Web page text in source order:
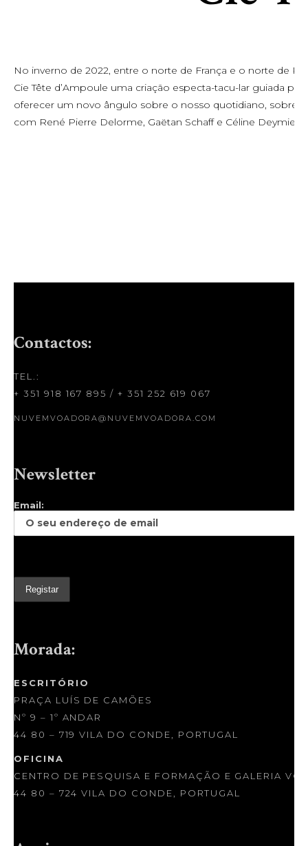
No inverno de 2022, entre o norte de França e o norte de
Cie Tête d’Ampoule uma criação especta-tacu-lar guiada
oferecer um novo ângulo sobre o nosso quotidiano, sobre
com René Pierre Delorme, Gaëtan Schaff e Céline Deymier,
Contactos:
TEL.:
+ 351 918 167 895 / + 351 252 619 067
NUVEMVOADORA@NUVEMVOADORA.COM
Newsletter
Email:
Morada:
ESCRITÓRIO
PRAÇA LUÍS DE CAMÕES
Nº 9 – 1º ANDAR
44 80 – 719 VILA DO CONDE, PORTUGAL
OFICINA
CENTRO DE PESQUISA E FORMAÇÃO E GALERIA
44 80 – 724 VILA DO CONDE, PORTUGAL